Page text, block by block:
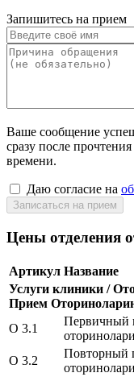
Запишитесь на прием
Ваше сообщение
сразу после
времени.
Даю согласие на
Цены отделения
Артикул Название
Услуги клиники /
Прием
O 3.1
Первичный
O 3.2
Повторный